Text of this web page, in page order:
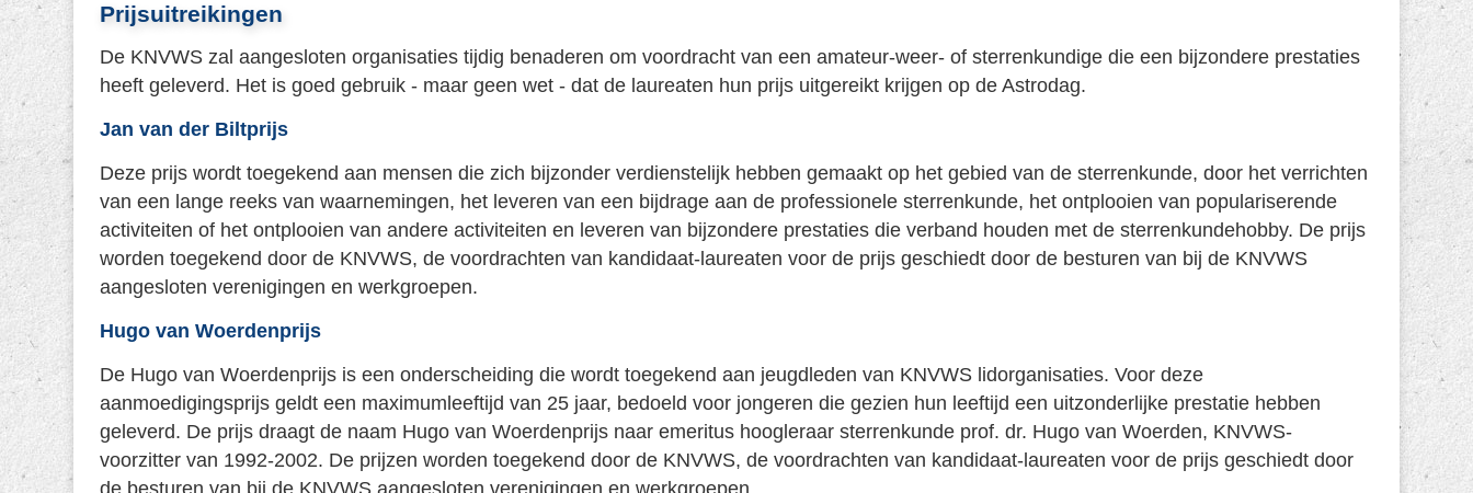
Prijsuitreikingen
De KNVWS zal aangesloten organisaties tijdig benaderen om voordracht van een amateur-weer- of sterrenkundige die een bijzondere prestaties
heeft geleverd. Het is goed gebruik - maar geen wet - dat de laureaten hun prijs uitgereikt krijgen op de Astrodag.
Jan van der Biltprijs
Deze prijs wordt toegekend aan mensen die zich bijzonder verdienstelijk hebben gemaakt op het gebied van de sterrenkunde, door het verrichten
van een lange reeks van waarnemingen, het leveren van een bijdrage aan de professionele sterrenkunde, het ontplooien van populariserende
activiteiten of het ontplooien van andere activiteiten en leveren van bijzondere prestaties die verband houden met de sterrenkundehobby. De prijs
worden toegekend door de KNVWS, de voordrachten van kandidaat-laureaten voor de prijs geschiedt door de besturen van bij de KNVWS
aangesloten verenigingen en werkgroepen.
Hugo van Woerdenprijs
De Hugo van Woerdenprijs is een onderscheiding die wordt toegekend aan jeugdleden van KNVWS lidorganisaties. Voor deze
aanmoedigingsprijs geldt een maximumleeftijd van 25 jaar, bedoeld voor jongeren die gezien hun leeftijd een uitzonderlijke prestatie hebben
geleverd. De prijs draagt de naam Hugo van Woerdenprijs naar emeritus hoogleraar sterrenkunde prof. dr. Hugo van Woerden, KNVWS-
voorzitter van 1992-2002. De prijzen worden toegekend door de KNVWS, de voordrachten van kandidaat-laureaten voor de prijs geschiedt door
de besturen van bij de KNVWS aangesloten verenigingen en werkgroepen.